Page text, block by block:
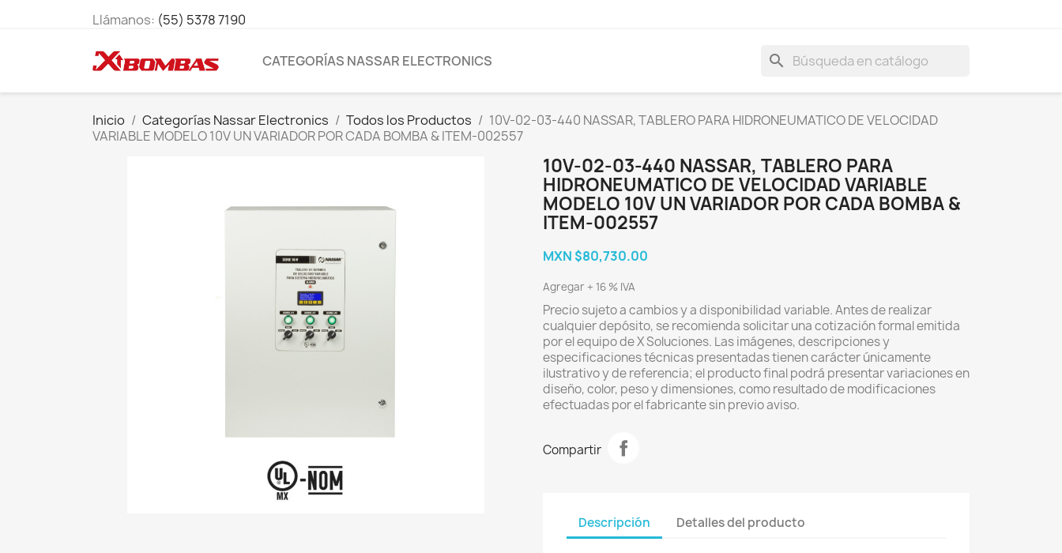
Llámanos: (55) 5378 7190
CATEGORÍAS NASSAR ELECTRONICS search
Inicio Categorías Nassar Electronics Todos los Productos
10V-02-03-440 NASSAR, TABLERO PARA HIDRONEUMATICO DE VELOCIDAD
VARIABLE MODELO 10V UN VARIADOR POR CADA BOMBA & ITEM-002557
10V-02-03-440 NASSAR, TABLERO PARA
HIDRONEUMATICO DE VELOCIDAD VARIABLE
MODELO 10V UN VARIADOR POR CADA BOMBA &
ITEM-002557
MXN $80,730.00
Agregar + 16 % IVA
Precio sujeto a cambios y a disponibilidad variable. Antes de realizar
cualquier depósito, se recomienda solicitar una cotización formal emitida
por el equipo de X Soluciones. Las imágenes, descripciones y
especificaciones técnicas presentadas tienen carácter únicamente
ilustrativo y de referencia; el producto final podrá presentar variaciones en
diseño, color, peso y dimensiones, como resultado de modificaciones
efectuadas por el fabricante sin previo aviso.
Compartir
Descripción Detalles del producto